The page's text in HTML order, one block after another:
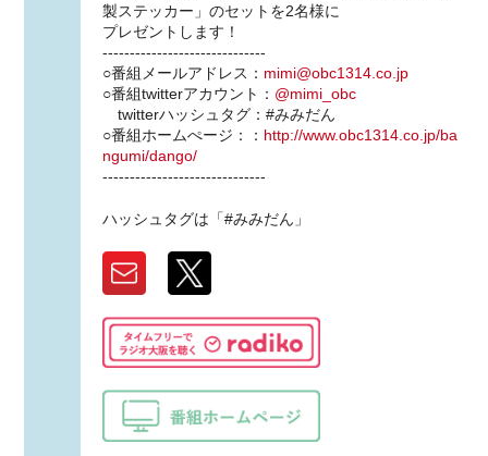
製ステッカー」のセットを2名様に
プレゼントします！
------------------------------
○番組メールアドレス： mimi@obc1314.co.jp
○番組twitterアカウント： @mimi_obc
twitterハッシュタグ：#みみだん
○番組ホームぺージ：： http://www.obc1314.co.jp/ba
ngumi/dango/
------------------------------
ハッシュタグは「#みみだん」